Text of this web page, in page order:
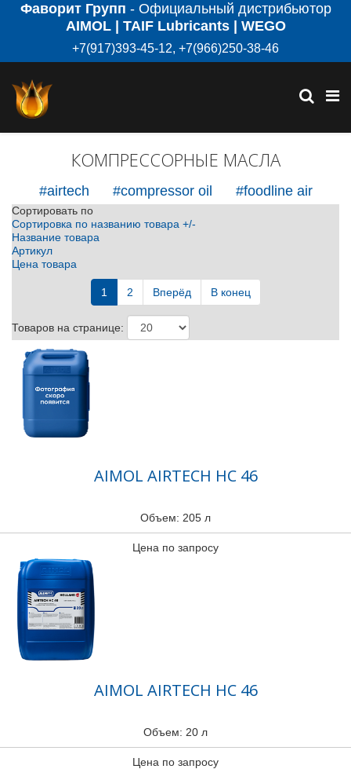
Фаворит Групп - Официальный дистрибьютор
AIMOL | TAIF Lubricants | WEGO
+7(917)393-45-12, +7(966)250-38-46
КОМПРЕССОРНЫЕ МАСЛА
#airtech #compressor oil #foodline air
Сортировать по
Сортировка по названию товара +/-
Название товара
Артикул
Цена товара
1 2 Вперёд В конец
Товаров на странице:
AIMOL AIRTECH HC 46
Объем: 205 л
Цена по запросу
AIMOL AIRTECH HC 46
Объем: 20 л
Цена по запросу